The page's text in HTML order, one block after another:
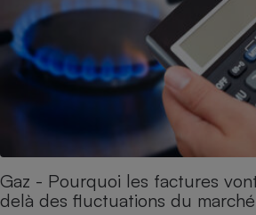
Gaz - Pourquoi les factures
delà des fluctuations du marché